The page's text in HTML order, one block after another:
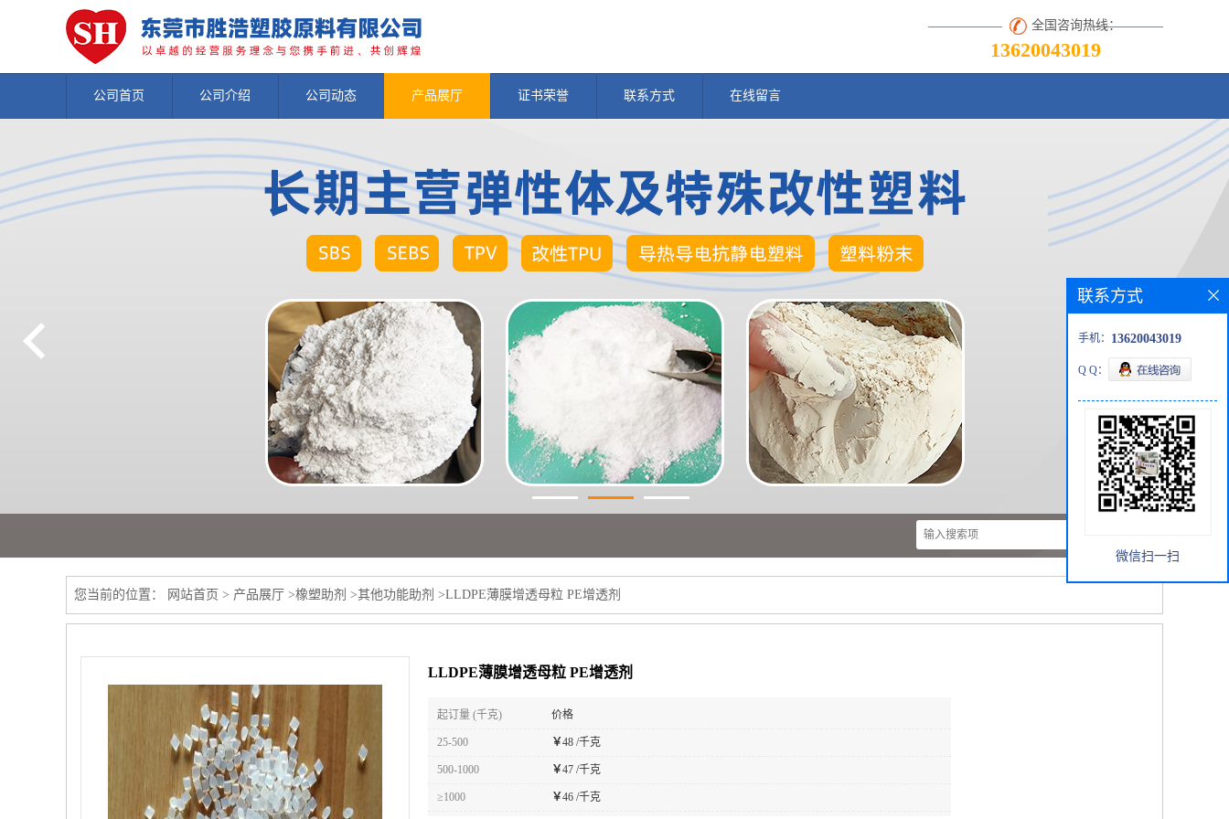
全国咨询热线：
13620043019
公司首页 公司介绍 公司动态 产品展厅 证书荣誉 联系方式 在线留言
您当前的位置： 网站首页 > 产品展厅 >橡塑助剂 >其他功能助剂 >LLDPE薄膜增透母粒 PE增透剂
LLDPE薄膜增透母粒 PE增透剂
起订量 (千克) 价格
25-500 ￥48 /千克
500-1000 ￥47 /千克
≥1000 ￥46 /千克
联系方式
手机： 13620043019
Q Q：
微信扫一扫